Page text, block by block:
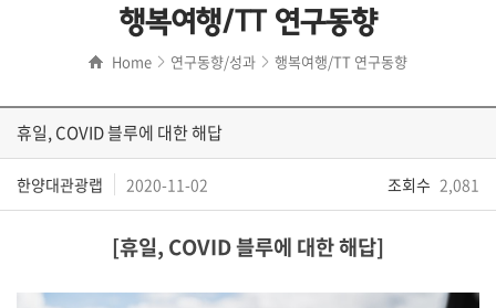
행복여행/TT 연구동향
Home 연구동향/성과 행복여행/TT 연구동향
휴일, COVID 블루에 대한 해답
한양대관광랩 2020-11-02 조회수 2,081
​[휴일, COVID 블루에 대한 해답]